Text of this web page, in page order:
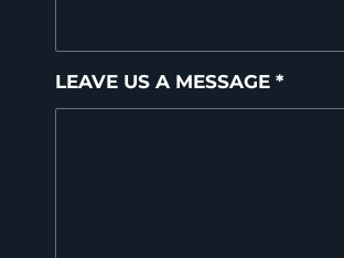
LEAVE US A MESSAGE *